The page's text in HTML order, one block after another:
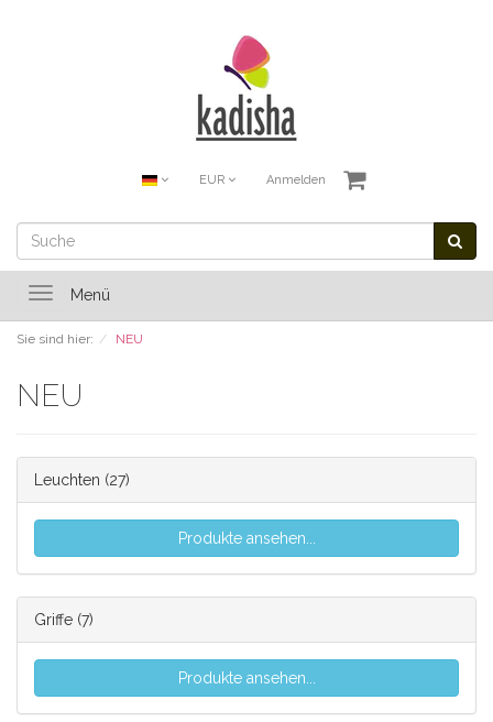
EUR Anmelden
ToggleMenü
Sie sind hier: NEU
NEU
Leuchten (27)
Produkte ansehen...
Griffe (7)
Produkte ansehen...